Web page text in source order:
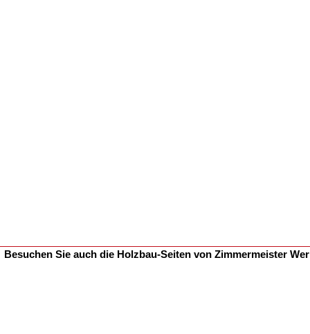
Besuchen Sie auch die Holzbau-Seiten von Zimmermeister